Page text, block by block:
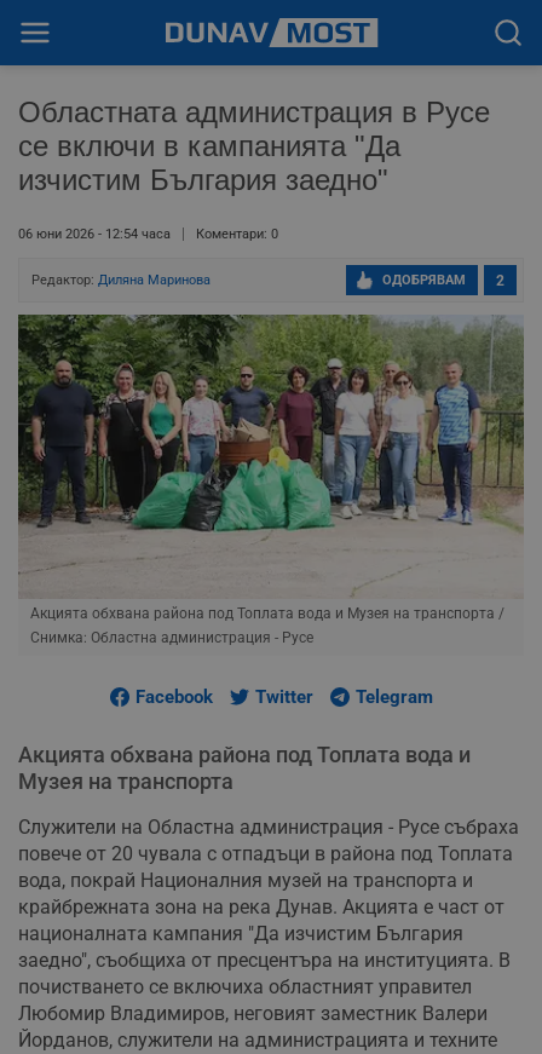
Областната администрация в Русе
се включи в кампанията "Да
изчистим България заедно"
06 юни 2026 - 12:54 часа Коментари: 0
Редактор: Диляна Маринова 2
ОДОБРЯВАМ
Акцията обхвана района под Топлата вода и Музея на транспорта /
Снимка: Областна администрация - Русе
Facebook Twitter Telegram
Акцията обхвана района под Топлата вода и
Музея на транспорта
Служители на Областна администрация - Русе събраха
повече от 20 чувала с отпадъци в района под Топлата
вода, покрай Националния музей на транспорта и
крайбрежната зона на река Дунав. Акцията е част от
националната кампания "Да изчистим България
заедно", съобщиха от пресцентъра на институцията. В
почистването се включиха областният управител
Любомир Владимиров, неговият заместник Валери
Йорданов, служители на администрацията и техните